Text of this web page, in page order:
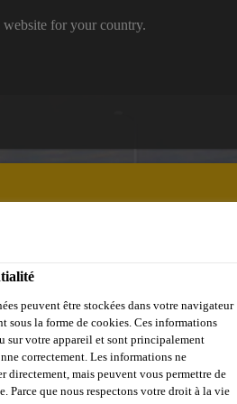
website for your country.
peuvent être stockées dans votre navigateur
sous la forme de cookies. Ces informations
sur votre appareil et sont principalement
correctement. Les informations ne
directement, mais peuvent vous permettre de
Parce que nous respectons votre droit à la vie